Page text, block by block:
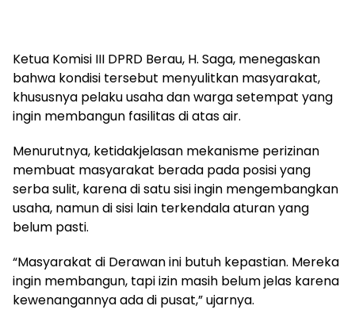
Ketua Komisi III DPRD Berau, H. Saga, menegaskan
bahwa kondisi tersebut menyulitkan masyarakat,
khususnya pelaku usaha dan warga setempat yang
ingin membangun fasilitas di atas air.
Menurutnya, ketidakjelasan mekanisme perizinan
membuat masyarakat berada pada posisi yang
serba sulit, karena di satu sisi ingin mengembangkan
usaha, namun di sisi lain terkendala aturan yang
belum pasti.
“Masyarakat di Derawan ini butuh kepastian. Mereka
ingin membangun, tapi izin masih belum jelas karena
kewenangannya ada di pusat,” ujarnya.